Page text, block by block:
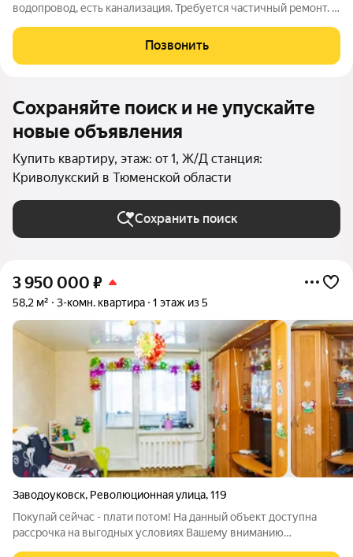
водопровод, есть канализация. Требуется частичный ремонт. В
бонус это небольшой земельный участок под огород, на
котором есть теплица,
Позвонить
Сохраняйте поиск и не упускайте
новые объявления
Купить квартиру, этаж: от 1, Ж/Д станция:
Криволукский в Тюменской области
Сохранить поиск
3 950 000 ₽
58,2 м² 3-комн. квартира 1 этаж из 5
Заводоуковск, Революционная улица,119
Покупай сейчас - плати потом! На данный объект доступна
рассрочка на выгодных условиях Вашему вниманию